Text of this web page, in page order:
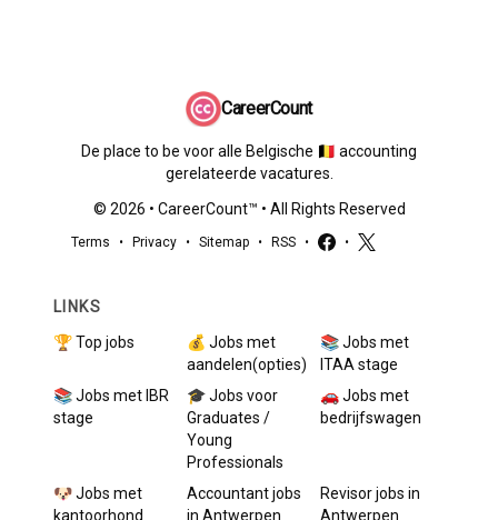
CareerCount
De place to be voor alle Belgische 🇧🇪 accounting
gerelateerde vacatures.
© 2026 • CareerCount™ • All Rights Reserved
Terms • Privacy • Sitemap • RSS • •
LINKS
🏆 Top jobs
💰 Jobs met
aandelen(opties)
📚 Jobs met
ITAA stage
📚 Jobs met IBR
stage
🎓 Jobs voor
Graduates /
Young
Professionals
🚗 Jobs met
bedrijfswagen
🐶 Jobs met
kantoorhond
Accountantjobs
in Antwerpen
Revisorjobs in
Antwerpen